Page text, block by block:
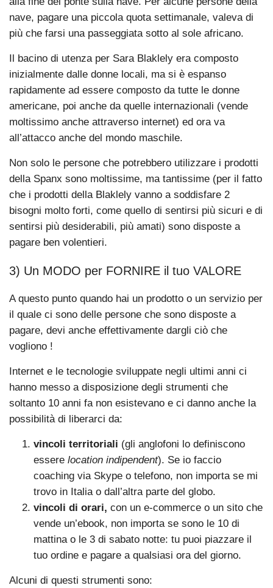
nave, pagare una piccola quota settimanale, valeva di
più che farsi una passeggiata sotto al sole africano.
Il bacino di utenza per Sara Blaklely era composto
inizialmente dalle donne locali, ma si è espanso
rapidamente ad essere composto da tutte le donne
americane, poi anche da quelle internazionali (vende
moltissimo anche attraverso internet) ed ora va
all’attacco anche del mondo maschile.
Non solo le persone che potrebbero utilizzare i prodotti
della Spanx sono moltissime, ma tantissime (per il fatto
che i prodotti della Blaklely vanno a soddisfare 2
bisogni molto forti, come quello di sentirsi più sicuri e di
sentirsi più desiderabili, più amati) sono disposte a
pagare ben volentieri.
3) Un MODO per FORNIRE il tuo VALORE
A questo punto quando hai un prodotto o un servizio per
il quale ci sono delle persone che sono disposte a
pagare, devi anche effettivamente dargli ciò che
vogliono !
Internet e le tecnologie sviluppate negli ultimi anni ci
hanno messo a disposizione degli strumenti che
soltanto 10 anni fa non esistevano e ci danno anche la
possibilità di liberarci da:
vincoli territoriali (gli anglofoni lo definiscono
essere location indipendent). Se io faccio
coaching via Skype o telefono, non importa se mi
trovo in Italia o dall’altra parte del globo.
vincoli di orari, con un e-commerce o un sito che
vende un’ebook, non importa se sono le 10 di
mattina o le 3 di sabato notte: tu puoi piazzare il
tuo ordine e pagare a qualsiasi ora del giorno.
Alcuni di questi strumenti sono: